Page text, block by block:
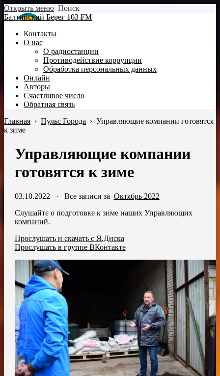
Открыть меню Поиск
Балтийский Берег 103 FM
Контакты
О нас
О радиостанции
Противодействие коррупции
Обработка персональных данных
Онлайн
Авторы
Счастливое число
Обратная связь
Главная › Пульс Города › Управляющие компании готовятся
к зиме
Управляющие компании
готовятся к зиме
03.10.2022 · Все записи за Октябрь 2022
Слушайте о подготовке к зиме наших Управляющих
компаний.
Прослушать и скачать с Я.Диска
Прослушать в группе ВКонтакте